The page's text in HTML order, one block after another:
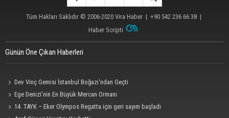
Tüm Hakları Saklıdır © 2006-2020 Vira Haber | +90 542 236 66 38 |
Haber Scripti
Günün Öne Çıkan Haberleri
Dev Vinç Gemisi İstanbul Boğazı'ndan Geçti
Ege Denizi’nin En Büyük Mercan Ormanı
14. TAYK – Eker Olympos Regatta için geri sayım başladı